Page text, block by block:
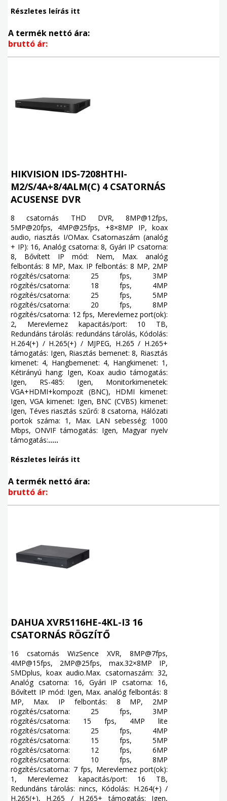
Részletes leírás itt
A termék nettó ára:
bruttó ár:
HIKVISION IDS-7208HTHI-
M2/S/4A+8/4ALM(C) 4 CSATORNÁS
ACUSENSE DVR
8 csatornás THD DVR, 8MP@12fps,
5MP@20fps, 4MP@25fps, +8×8MP IP, koax
audio, riasztás I/OMax. Csatornaszám (analóg
+ IP): 16, Analóg csatorna: 8, Gyári IP csatorna:
8, Bővített IP mód: Nem, Max. analóg
felbontás: 8 MP, Max. IP felbontás: 8 MP, 2MP
rögzítés/csatorna: 25 fps, 3MP
rögzítés/csatorna: 18 fps, 4MP
rögzítés/csatorna: 25 fps, 5MP
rögzítés/csatorna: 20 fps, 8MP
rögzítés/csatorna: 12 fps, Merevlemez port(ok):
2, Merevlemez kapacitás/port: 10 TB,
Redundáns tárolás: redundáns tárolás, Kódolás:
H.264(+) / H.265(+) / MJPEG, H.265 / H.265+
támogatás: Igen, Riasztás bemenet: 8, Riasztás
kimenet: 4, Hangbemenet: 4, Hangkimenet: 1,
Kétirányú hang: Igen, Koax audio támogatás:
Igen, RS-485: Igen, Monitorkimenetek:
VGA+HDMI+kompozit (BNC), HDMI kimenet:
Igen, VGA kimenet: Igen, BNC (CVBS) kimenet:
Igen, Téves riasztás szűrő: 8 csatorna, Hálózati
portok száma: 1, Max. LAN sebesség: 1000
Mbps, ONVIF támogatás: Igen, Magyar nyelv
támogatás:.....
Részletes leírás itt
A termék nettó ára:
bruttó ár:
DAHUA XVR5116HE-4KL-I3 16
CSATORNÁS RÖGZÍTŐ
16 csatornás WizSence XVR, 8MP@7fps,
4MP@15fps, 2MP@25fps, max.32×8MP IP,
SMDplus, koax audio.Max. csatornaszám: 32,
Analóg csatorna: 16, Gyári IP csatorna: 16,
Bővített IP mód: Igen, Max. analóg felbontás: 8
MP, Max. IP felbontás: 8 MP, 2MP
rögzítés/csatorna: 25 fps, 3MP
rögzítés/csatorna: 15 fps, 4MP lite
rögzítés/csatorna: 25 fps, 4MP
rögzítés/csatorna: 15 fps, 5MP
rögzítés/csatorna: 12 fps, 6MP
rögzítés/csatorna: 10 fps, 8MP
rögzítés/csatorna: 7 fps, Merevlemez port(ok):
1, Merevlemez kapacitás/port: 16 TB,
Redundáns tárolás: nincs, Kódolás: H.264(+) /
H.265(+), H.265 / H.265+ támogatás: Igen,